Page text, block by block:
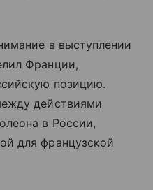
в выступлении
Франции,
позицию.
действиями
в России,
для французской